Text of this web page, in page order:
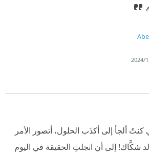
ألجأ إلى أكذَب الحلول، أتصور الأمر
شكَّاك! إلى أن انجلتِ الحقيقة في اليوم